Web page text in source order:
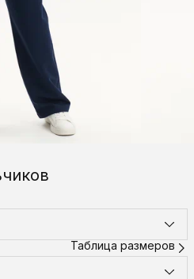
Таблица размеров